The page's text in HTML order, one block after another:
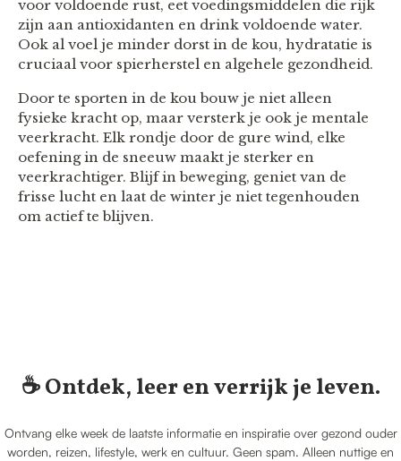
voor voldoende rust, eet voedingsmiddelen die rijk
zijn aan antioxidanten en drink voldoende water.
Ook al voel je minder dorst in de kou, hydratatie is
cruciaal voor spierherstel en algehele gezondheid.
Door te sporten in de kou bouw je niet alleen
fysieke kracht op, maar versterk je ook je mentale
veerkracht. Elk rondje door de gure wind, elke
oefening in de sneeuw maakt je sterker en
veerkrachtiger. Blijf in beweging, geniet van de
frisse lucht en laat de winter je niet tegenhouden
om actief te blijven.
☕️ Ontdek, leer en verrijk je leven.
Ontvang elke week de laatste informatie en inspiratie over gezond ouder
worden, reizen, lifestyle, werk en cultuur. Geen spam. Alleen nuttige en